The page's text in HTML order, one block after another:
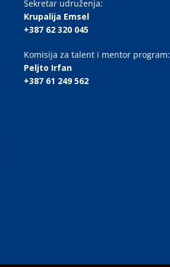
Sekretar udruženja:
Krupalija Emsel
+387 62 320 045
Komisija za talent i mentor program:
Peljto Irfan
+387 61 249 562